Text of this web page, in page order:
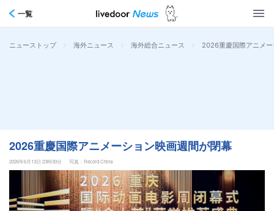
一覧
ニューストップ > 海外ニュース > 海外総合ニュース > 2026重慶国際アニメ
2026重慶国際アニメーション映画週間が閉幕
2026年6月13日 23時30分 写真：Record China